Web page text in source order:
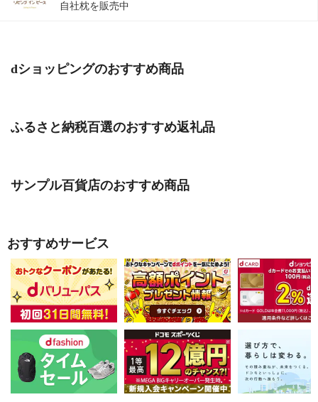
自社枕を販売中
dショッピングのおすすめ商品
ふるさと納税百選のおすすめ返礼品
サンプル百貨店のおすすめ商品
おすすめサービス